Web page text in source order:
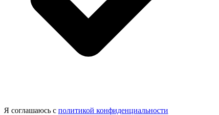
Я соглашаюсь с политикой конфиденциальности